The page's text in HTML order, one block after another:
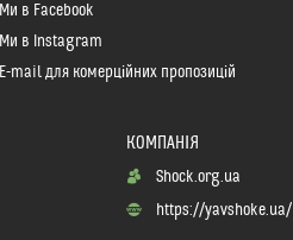
Ми в Facebook
Ми в Instagram
E-mail для комерційних пропозицій
Shock.org.ua
https://yavshoke.ua/